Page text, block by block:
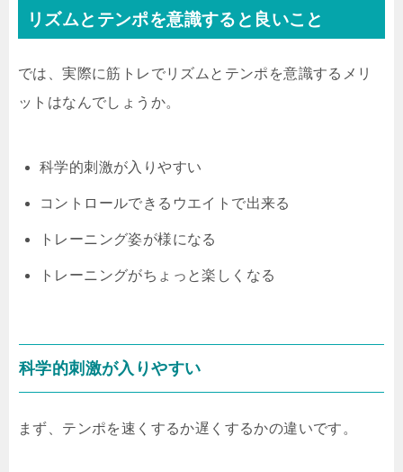
リズムとテンポを意識すると良いこと
では、実際に筋トレでリズムとテンポを意識するメリ
ットはなんでしょうか。
科学的刺激が入りやすい
コントロールできるウエイトで出来る
トレーニング姿が様になる
トレーニングがちょっと楽しくなる
科学的刺激が入りやすい
まず、テンポを速くするか遅くするかの違いです。